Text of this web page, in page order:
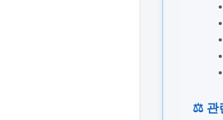
⚖️ 관